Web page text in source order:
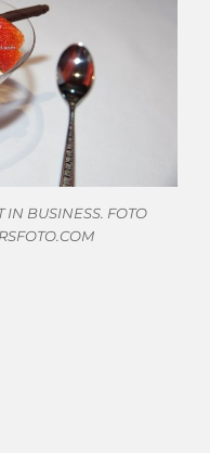
IN BUSINESS. FOTO